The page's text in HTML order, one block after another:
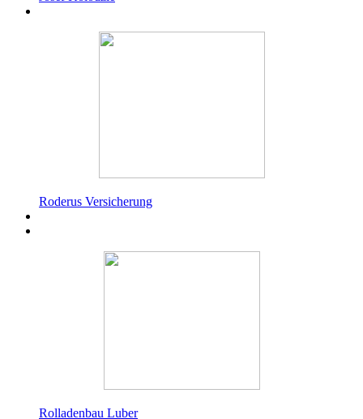
Roderus Versicherung
Rolladenbau Luber